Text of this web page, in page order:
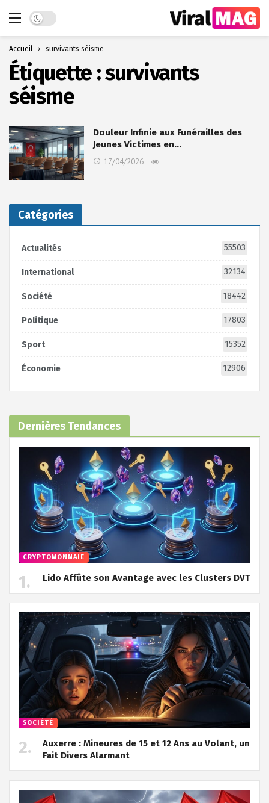
Dark mode
Accueil survivants séisme
Étiquette :survivants
séisme
Douleur Infinie aux Funérailles des
Jeunes Victimes en…
17/04/2026
Catégories
Actualités 55503
International 32134
Société 18442
Politique 17803
Sport 15352
Économie 12906
Dernières Tendances
CRYPTOMONNAIE
Lido Affûte son Avantage avec les Clusters DVT
SOCIÉTÉ
Auxerre : Mineures de 15 et 12 Ans au Volant, un
Fait Divers Alarmant